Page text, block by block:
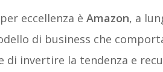
eccellenza è Amazon, a
di business che
di invertire la tendenza e